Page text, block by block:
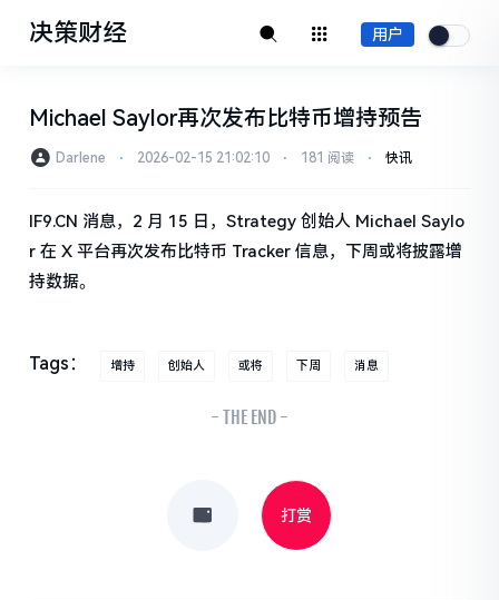
决策财经 用户
Michael Saylor再次发布比特币增持预告
Darlene ⋅ 2026-02-15 21:02:10 ⋅ 181 阅读 ⋅ 快讯
IF9.CN 消息，2 月 15 日，Strategy 创始人 Michael Saylo
r 在 X 平台再次发布比特币 Tracker 信息，下周或将披露增
持数据。
Tags： 增持 创始人 或将 下周 消息
- THE END -
打赏